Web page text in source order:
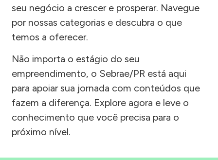
seu negócio a crescer e prosperar. Navegue
por nossas categorias e descubra o que
temos a oferecer.
Não importa o estágio do seu
empreendimento, o Sebrae/PR está aqui
para apoiar sua jornada com conteúdos que
fazem a diferença. Explore agora e leve o
conhecimento que você precisa para o
próximo nível.